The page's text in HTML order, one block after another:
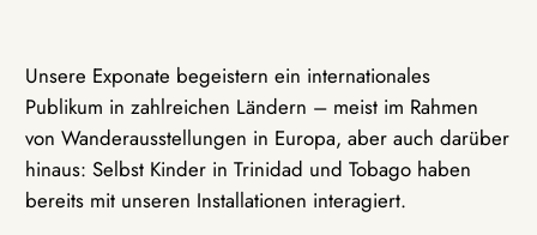
Unsere Exponate begeistern ein internationales
Publikum in zahlreichen Ländern – meist im Rahmen
von Wanderausstellungen in Europa, aber auch darüber
hinaus: Selbst Kinder in Trinidad und Tobago haben
bereits mit unseren Installationen interagiert.